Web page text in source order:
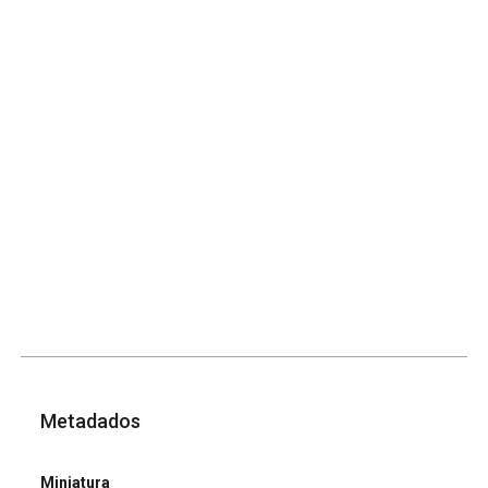
Metadados
Miniatura